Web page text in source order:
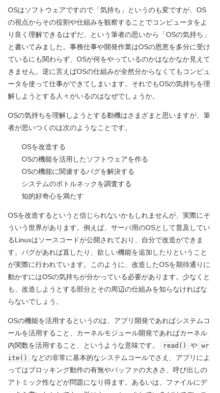
OSはソフトウェアですので「気持ち」というのも変ですが、OS
の視点からその役割や仕組みを観察することでコンピュータをよ
り良く理解できるはずだ、という筆者の思いから「OSの気持ち」
と書いてみました。事務仕事や開発作業はOSの恩恵を多分に受け
ているにも関わらず、OSが何をやっているのかはなかなか見えて
きません。逆に言えばOSの仕組みが全然分からなくてもコンピュ
ータを使って仕事ができてしまいます。それでもOSの気持ちを理
解しようとする人々がいるのはなぜでしょうか。
OSの気持ちを理解しようとする動機はさまざまと思いますが、筆
者が思いつくのは次のようなことです。
OSを改造する
OSの機能を活用したソフトウェアを作る
OSの機能に関連するバグを解決する
システムのボトルネックを調査する
知的好奇心を満たす
OSを改造するというと信じられないかもしれませんが、実際にそ
ういう世界があります。例えば、サーバ用のOSとして普及してい
るLinuxはソースコードが公開されており、自分で改造ができま
す。バグがあれば直したり、欲しい機能を追加したりということ
が実際に行われています。このように、改造したOSを期待通りに
動かすにはOSの気持ちが分かっている必要があります。少なくと
も、改造しようとする部分とその周辺の仕組みを知らなければな
らないでしょう。
OSの機能を活用するというのは、アプリ開発であればシステムコ
ールを活用すること、カーネルモジュール開発であればカーネル
内関数を活用すること、というような意味です。
read() や wr
ite()
などの非常に基本的なシステムコールでさえ、アプリによ
ってはブロッキング動作の有無やバッファの大きさ、呼び出しの
アトミック性などが問題になり得ます。あるいは、ファイルにデ